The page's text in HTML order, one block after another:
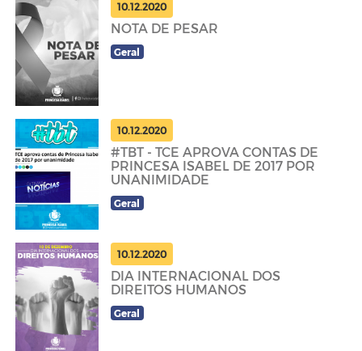
10.12.2020
NOTA DE PESAR
Geral
10.12.2020
#TBT - TCE APROVA CONTAS DE
PRINCESA ISABEL DE 2017 POR
UNANIMIDADE
Geral
10.12.2020
DIA INTERNACIONAL DOS
DIREITOS HUMANOS
Geral